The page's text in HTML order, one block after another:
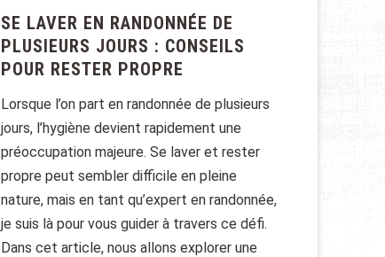
SE LAVER EN RANDONNÉE DE
PLUSIEURS JOURS : CONSEILS
POUR RESTER PROPRE
Lorsque l’on part en randonnée de plusieurs
jours, l’hygiène devient rapidement une
préoccupation majeure. Se laver et rester
propre peut sembler difficile en pleine
nature, mais en tant qu’expert en randonnée,
je suis là pour vous guider à travers ce défi.
Dans cet article, nous allons explorer une